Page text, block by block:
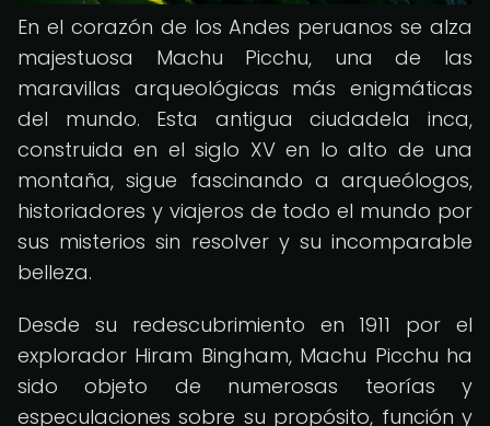
En el corazón de los Andes peruanos se alza
majestuosa Machu Picchu, una de las
maravillas arqueológicas más enigmáticas
del mundo. Esta antigua ciudadela inca,
construida en el siglo XV en lo alto de una
montaña, sigue fascinando a arqueólogos,
historiadores y viajeros de todo el mundo por
sus misterios sin resolver y su incomparable
belleza.
Desde su redescubrimiento en 1911 por el
explorador Hiram Bingham, Machu Picchu ha
sido objeto de numerosas teorías y
especulaciones sobre su propósito, función y